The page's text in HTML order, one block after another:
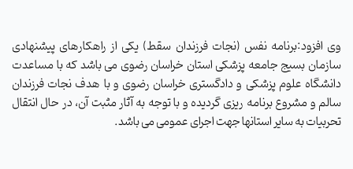
وی افزود:برنامه نفس (نجات فرزندان سقط) یکی از راهکارهای پیشنهادی
سازمان بسیج جامعه پزشکی استان خراسان رضوی می باشد که با مساعدت
دانشگاه علوم پزشکی و دادگستری خراسان رضوی و با هدف نجات فرزندان
سالم و مشروع برنامه ریزی گردیده و با توجه به آثار مثبت آن، در حال انتقال
تحربیات به سایر استانها جهت اجرای عمومی می باشد.